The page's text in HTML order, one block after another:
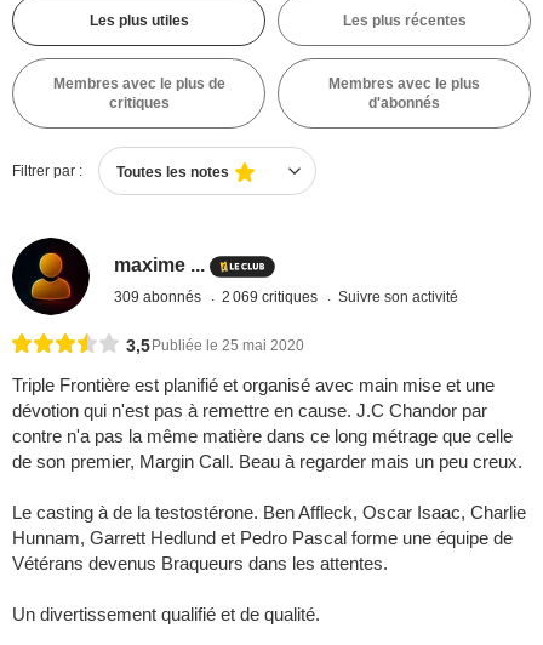
Les plus utiles Les plus récentes
Membres avec le plus de
critiques
Membres avec le plus
d'abonnés
Filtrer par : Toutes les notes
maxime ...
309 abonnés 2 069 critiques Suivre son activité
3,5 Publiée le 25 mai 2020
Triple Frontière est planifié et organisé avec main mise et une
dévotion qui n'est pas à remettre en cause. J.C Chandor par
contre n'a pas la même matière dans ce long métrage que celle
de son premier, Margin Call. Beau à regarder mais un peu creux.
Le casting à de la testostérone. Ben Affleck, Oscar Isaac, Charlie
Hunnam, Garrett Hedlund et Pedro Pascal forme une équipe de
Vétérans devenus Braqueurs dans les attentes.
Un divertissement qualifié et de qualité.